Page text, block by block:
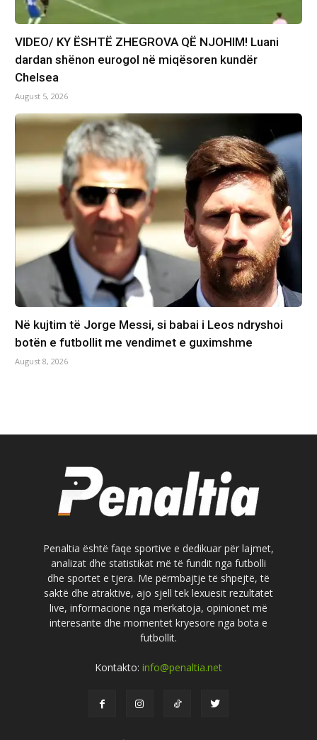
VIDEO/ KY ËSHTË ZHEGROVA QË NJOHIM! Luani
dardan shënon eurogol në miqësoren kundër
Chelsea
August 5, 2026
Në kujtim të Jorge Messi, si babai i Leos ndryshoi
botën e futbollit me vendimet e guximshme
August 8, 2026
Penaltia është faqe sportive e dedikuar për lajmet,
analizat dhe statistikat më të fundit nga futbolli
dhe sportet e tjera. Me përmbajtje të shpejtë, të
saktë dhe atraktive, ajo sjell tek lexuesit rezultatet
live, informacione nga merkatoja, opinionet më
interesante dhe momentet kryesore nga bota e
futbollit.
Kontakto: info@penaltia.net